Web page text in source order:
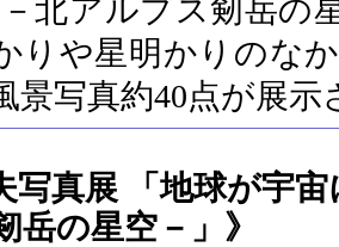
北アルプス剱岳の
りや星明かりのな
景写真約40点が展示
写真展 「地球が宇
岳の星空－」》